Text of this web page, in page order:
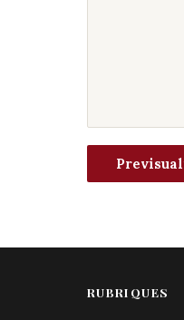
RUBRIQUES